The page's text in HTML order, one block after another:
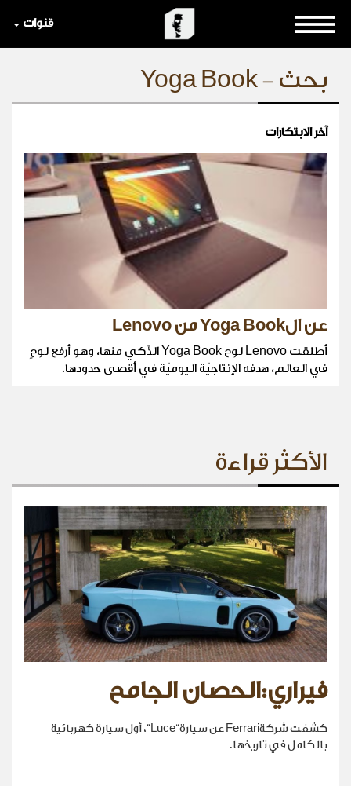
قنوات
بحث - Yoga Book
آخر الابتكارات
عن الYoga Book من Lenovo
أطلقت Lenovo لوح Yoga Book الذّكي منها، وهو أرفع لوحٍ
في العالم، هدفه الإنتاجيّة اليوميّة في أقصى حدودها.
الأكثر قراءة
فيراري:الحصان الجامح
كشفت شركةFerrari عن سيارة“Luce”، أول سيارة كهربائية
بالكامل في تاريخها.